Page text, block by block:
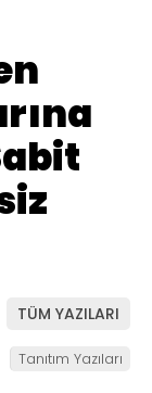
TÜM YAZILARI
Tanıtım Yazıları